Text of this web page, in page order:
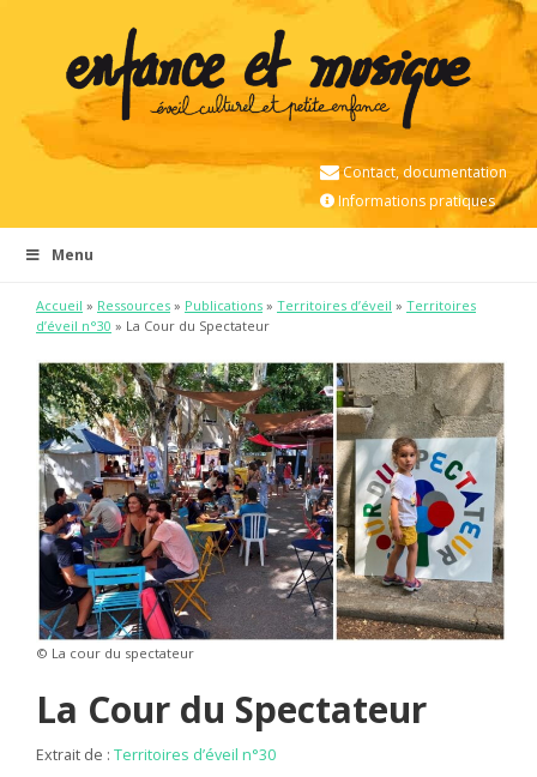
Contact, documentation
Informations pratiques
Menu
Accueil » Ressources » Publications » Territoires d’éveil » Territoires
d’éveil n°30 » La Cour du Spectateur
© La cour du spectateur
La Cour du Spectateur
Extrait de : Territoires d’éveil n°30